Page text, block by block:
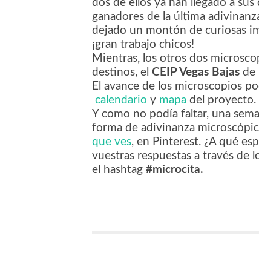
dos de ellos ya han llegado a sus
ganadores de la última
dejado un montón de curiosas
¡gran trabajo chicos!
Mientras, los otros dos
destinos, el CEIP Vegas Bajas de
El avance de los microscopios
calendario y mapa del proyecto.
Y como no podía faltar, una
forma de adivinanza
que ves, en Pinterest. ¿A qué
vuestras respuestas a través de
el hashtag #microcita.